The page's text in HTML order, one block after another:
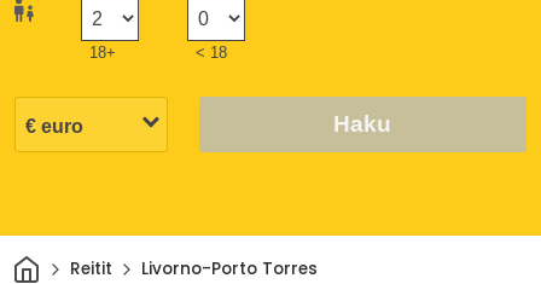
18+ < 18
Haku
KotiinReitit Livorno-Porto Torres